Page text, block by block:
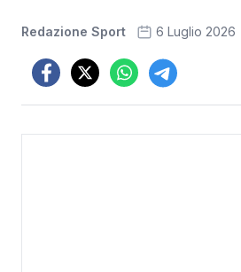
Redazione Sport 6 Luglio 2026